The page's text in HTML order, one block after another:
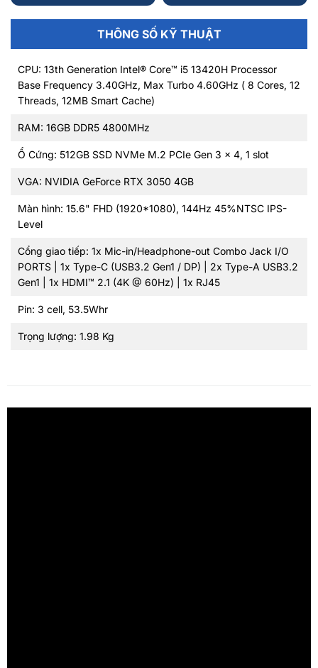
THÔNG SỐ KỸ THUẬT
CPU: 13th Generation Intel® Core™ i5 13420H Processor
Base Frequency 3.40GHz, Max Turbo 4.60GHz ( 8 Cores, 12
Threads, 12MB Smart Cache)
RAM: 16GB DDR5 4800MHz
Ổ Cứng: 512GB SSD NVMe M.2 PCIe Gen 3 x 4, 1 slot
VGA: NVIDIA GeForce RTX 3050 4GB
Màn hình: 15.6" FHD (1920*1080), 144Hz 45%NTSC IPS-
Level
Cổng giao tiếp: 1x Mic-in/Headphone-out Combo Jack I/O
PORTS | 1x Type-C (USB3.2 Gen1 / DP) | 2x Type-A USB3.2
Gen1 | 1x HDMI™ 2.1 (4K @ 60Hz) | 1x RJ45
Pin: 3 cell, 53.5Whr
Trọng lượng: 1.98 Kg